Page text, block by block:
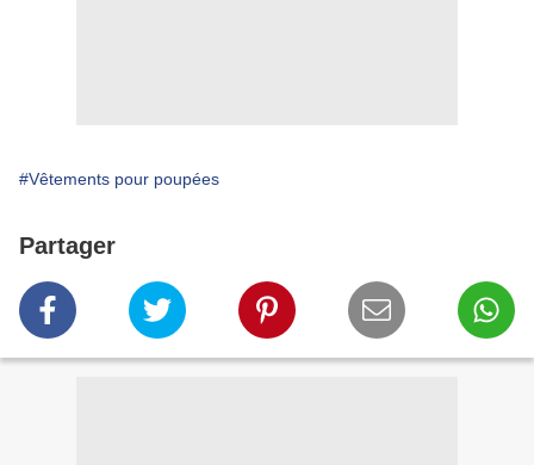
#Vêtements pour poupées
Partager